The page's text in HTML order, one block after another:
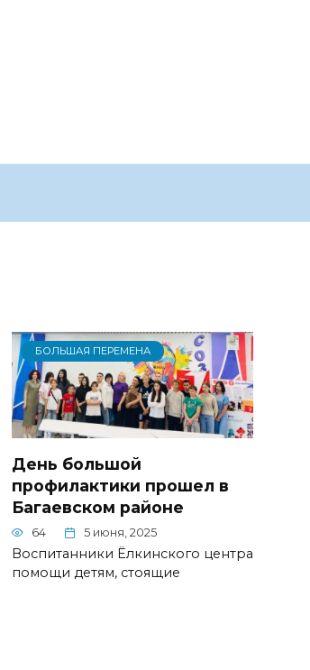
БОЛЬШАЯ ПЕРЕМЕНА
День большой
профилактики прошел в
Багаевском районе
64 5 июня, 2025
Воспитанники Ёлкинского центра
помощи детям, стоящие